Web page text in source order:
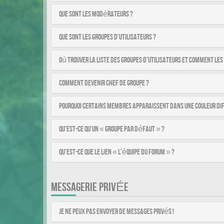
Que sont les modérateurs ?
Que sont les groupes d’utilisateurs ?
Où trouver la liste des groupes d’utilisateurs et comment
Comment devenir chef de groupe ?
Pourquoi certains membres apparaissent dans une couleur
Qu’est-ce qu’un « Groupe par défaut » ?
Qu’est-ce que le lien « L’équipe du forum » ?
MESSAGERIE PRIVÉE
Je ne peux pas envoyer de messages privés !